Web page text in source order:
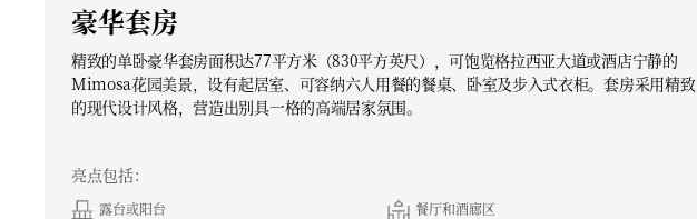
豪华套房
精致的单卧豪华套房面积达77平方米（830平方英尺），可饱览格拉西亚大道或酒店宁静的
Mimosa花园美景，设有起居室、可容纳六人用餐的餐桌、卧室及步入式衣柜。套房采用精致
的现代设计风格，营造出别具一格的高端居家氛围。
亮点包括：
露台或阳台
餐厅和酒廊区